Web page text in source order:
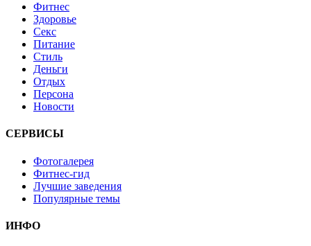
Фитнес
Здоровье
Секс
Питание
Стиль
Деньги
Отдых
Персона
Новости
СЕРВИСЫ
Фотогалерея
Фитнес-гид
Лучшие заведения
Популярные темы
ИНФО